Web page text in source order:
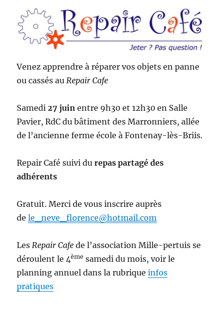
Venez apprendre à réparer vos objets en panne
ou cassés au Repair Cafe
Samedi 27 juinentre 9h30 et 12h30 en Salle
Pavier, RdC du bâtiment des Marronniers, allée
de l’ancienne ferme école à Fontenay-lès-Briis.
Repair Café suivi durepas partagé des
adhérents
Gratuit. Merci de vous inscrire auprès
dele_neve_florence@hotmail.com
Les Repair Cafe de l’association Mille-pertuis se
déroulent le 4ème samedi du mois, voir le
planning annuel dans la rubriqueinfos
pratiques